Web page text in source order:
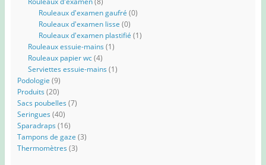
Rouleaux d'examen gaufré (0)
Rouleaux d'examen lisse (0)
Rouleaux d'examen plastifié (1)
Rouleaux essuie-mains (1)
Rouleaux papier wc (4)
Serviettes essuie-mains (1)
Podologie (9)
Produits (20)
Sacs poubelles (7)
Seringues (40)
Sparadraps (16)
Tampons de gaze (3)
Thermomètres (3)